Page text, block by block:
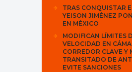
TRAS CONQUISTAR
YEISON JIMÉNEZ
EN MÉXICO
MODIFICAN LÍMITES
VELOCIDAD EN
CORREDOR CLAVE Y
TRANSITADO DE
EVITE SANCIONES